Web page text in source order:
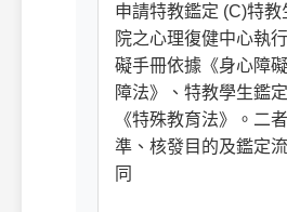
申請特教鑑定 (C)特教
院之心理復健中心執
礙手冊依據《身心障
障法》、特教學生鑑
《特殊教育法》。二
準、核發目的及鑑定
同